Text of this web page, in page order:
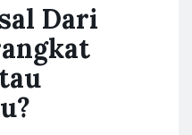
Dari